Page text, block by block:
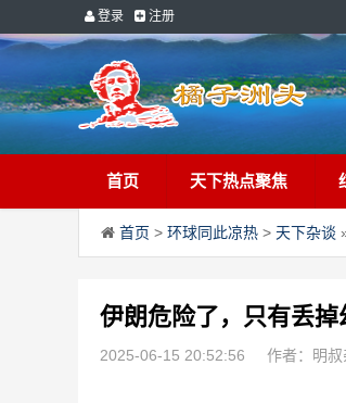
登录 注册
首页 天下热点聚焦
首页 > 环球同此凉热 > 天下杂谈
伊朗危险了，只有丢
2025-06-15 20:52:56 作者：明叔